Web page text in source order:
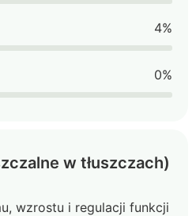
4%
0%
w tłuszczach)
wzrostu i regulacji funkcji